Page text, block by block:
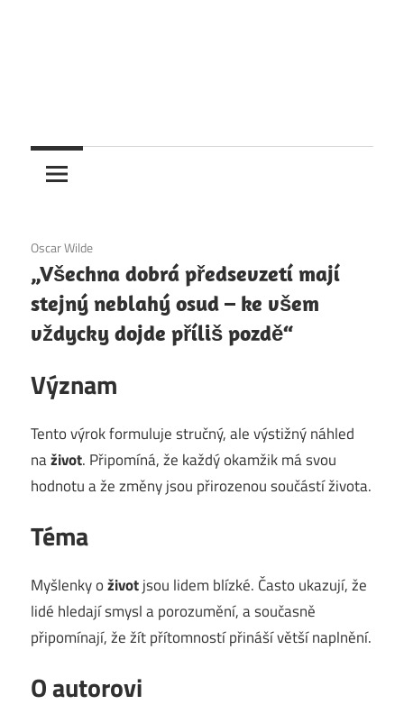
2. 12. 2020
Oscar Wilde
„Všechna dobrá předsevzetí mají
stejný neblahý osud – ke všem
vždycky dojde příliš pozdě“
Význam
Tento výrok formuluje stručný, ale výstižný náhled
naživot. Připomíná, že každý okamžik má svou
hodnotu a že změny jsou přirozenou součástí života.
Téma
Myšlenky oživotjsou lidem blízké. Často ukazují, že
lidé hledají smysl a porozumění, a současně
připomínají, že žít přítomností přináší větší naplnění.
O autorovi